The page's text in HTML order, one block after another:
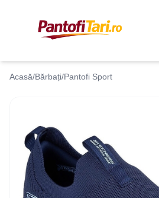
Acasă/Bărbați/Pantofi Sport